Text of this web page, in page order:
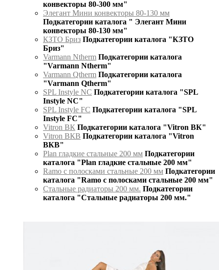
конвекторы 80-300 мм"
Элегант Мини конвекторы 80-130 мм
Подкатегории каталога " Элегант Мини
конвекторы 80-130 мм"
КЗТО Бриз Подкатегории каталога "КЗТО
Бриз"
Varmann Ntherm Подкатегории каталога
"Varmann Ntherm"
Varmann Qtherm Подкатегории каталога
"Varmann Qtherm"
SPL Instyle NC Подкатегории каталога "SPL
Instyle NC"
SPL Instyle FC Подкатегории каталога "SPL
Instyle FC"
Vitron ВК Подкатегории каталога "Vitron ВК"
Vitron ВКВ Подкатегории каталога "Vitron
ВКВ"
Plan гладкие стальные 200 мм Подкатегории
каталога "Plan гладкие стальные 200 мм"
Ramo с полосками стальные 200 мм Подкатегории
каталога "Ramo с полосками стальные 200 мм"
Стальные радиаторы 200 мм. Подкатегории
каталога "Стальные радиаторы 200 мм."